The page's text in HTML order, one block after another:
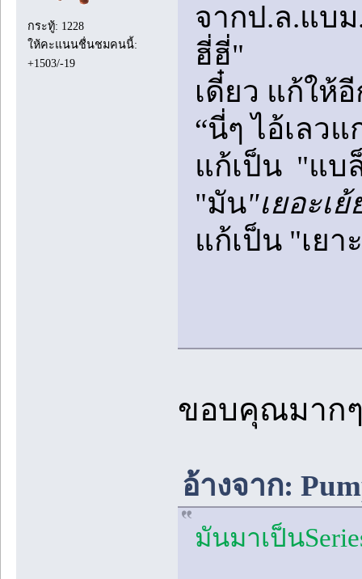
กระทู้: 1228
ให้คะแนนชื่นชมคนนี้:
+1503/-19
จากป.ล.แบ
ฮี่ฮี่"
เดี๋ยว แก้ให้
“นี่ๆ ไอ้เลวแ
แก้เป็น "แบ
"มัน"เยอะเ
แก้เป็น "เยา
ขอบคุณมาก
อ้างจาก:
มันมาเป็น